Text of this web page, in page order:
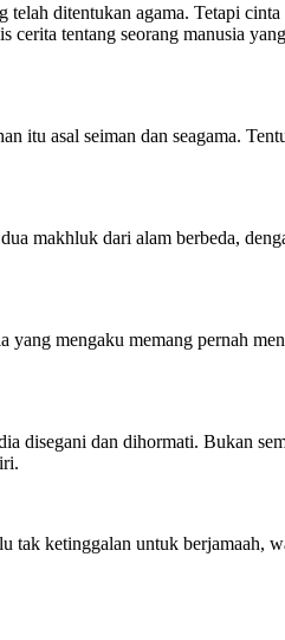
telah ditentukan agama. Tetapi
tentang seorang manusia
itu asal seiman dan seagama.
makhluk dari alam berbeda,
mengaku memang pernah
disegani dan dihormati. Bukan
tak ketinggalan untuk berjamaah,